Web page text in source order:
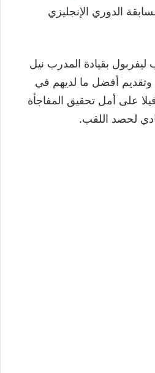
الدوري الإنجليزي
بقيادة المدرب نيل
وتقديم أفضل ما لديهم في
على أمل تحقيق المفاجأة
لحصد اللقب.